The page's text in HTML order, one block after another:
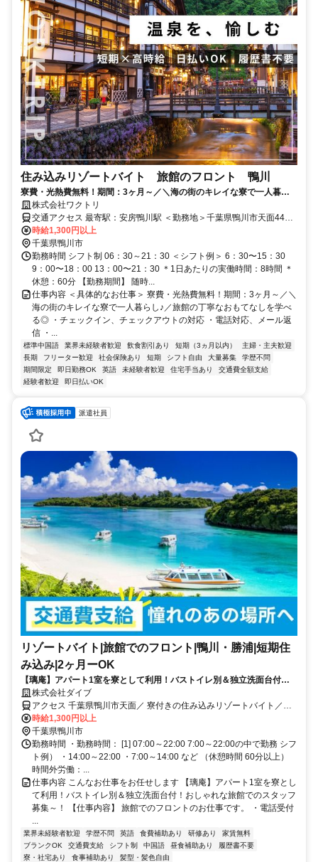
住み込みリゾートバイト 旅館のフロント 鴨川
寮費・光熱費無料！期間：3ヶ月～／＼海の街のキレイな寮で一人暮ら
し♪／旅館の丁寧なおもてなしを学べる◎
株式会社ワクトリ
交通アクセス 最寄駅：安房鴨川駅 ＜勤務地＞千葉県鴨川市天面442
★寮完備・赴任交通費支給！ 【東京方面より】 高速バスで東京駅⇒
安房鴨川駅（約135分） 電車で安房鴨川駅⇒太海駅（約4分） 太海駅
より徒歩15分 ※ご自宅からの通勤も相談OK！住み込みを希望されな
い場合もお気軽にご相談ください。
時給1,300円以上
千葉県鴨川市
勤務時間 シフト制 06：30～21：30 ＜シフト例＞ 6：30〜15：30
9：00〜18：00 13：00〜21：30 ＊1日あたりの実働時間：8時間 ＊
休憩：60分 【勤務期間】 随時...
仕事内容 ＜具体的なお仕事＞ 寮費・光熱費無料！期間：3ヶ月～／＼
海の街のキレイな寮で一人暮らし♪／旅館の丁寧なおもてなしを学べ
る◎ ・チェックイン、チェックアウトの対応 ・電話対応、メール返
信 ・...
標準中国語 業界未経験者歓迎 飲食割引あり 短期（3ヵ月以内）
主婦・主夫歓迎
長期
フリーター歓迎 社会保険あり 短期 シフト自由 大量募集
学歴不問
期間限定
即日勤務OK 英語 未経験者歓迎 住宅手当あり
交通費全額支給
経験者歓迎
即日払いOK
派遣社員
リゾートバイト|旅館でのフロント|鴨川・勝浦|短期住
み込み|2ヶ月ーOK
【璃庵】アパート1室を寮として利用！バストイレ別＆独立洗面台付！
おしゃれな旅館でのスタッフ募集～！
株式会社ダイブ
アクセス 千葉県鴨川市天面／ 寮付きの住み込みリゾートバイト／生
活費が抑えられるのでお金が貯まる／休日は観光し放題／急募／面接
なし
時給1,300円以上
千葉県鴨川市
勤務時間 ・勤務時間： [1] 07:00～22:00 7:00～22:00の中で勤務 シフ
ト例） ・14:00～22:00 ・7:00～14:00 など （休憩時間 60分以上）
時間外労働：...
仕事内容 こんなお仕事をお任せします 【璃庵】アパート1室を寮とし
て利用！バストイレ別＆独立洗面台付！おしゃれな旅館でのスタッフ
募集～！ 【仕事内容】 旅館でのフロントのお仕事です。 ・電話受付
...
業界未経験者歓迎 学歴不問 英語 食費補助あり 研修あり
家賃無料
ブランクOK
交通費支給 シフト制 中国語 昼食補助あり
履歴書不要
寮・社宅あり
食事補助あり 髪型・髪色自由